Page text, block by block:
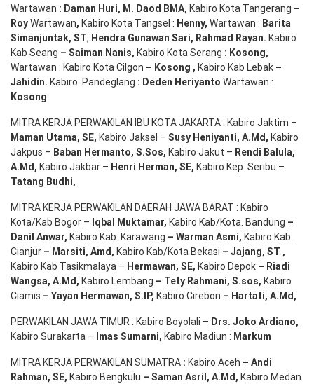
Wartawan : Daman Huri, M. Daod BMA, Kabiro Kota Tangerang –
RoyWartawan, Kabiro Kota Tangsel : Henny, Wartawan : Barita
Simanjuntak, ST, Hendra Gunawan Sari, Rahmad Rayan. Kabiro
Kab Seang – Saiman Nanis, Kabiro Kota Serang : Kosong,
Wartawan : Kabiro Kota Cilgon – Kosong , Kabiro Kab Lebak –
Jahidin. Kabiro Pandeglang : Deden Heriyanto Wartawan :
Kosong
MITRA KERJA PERWAKILAN IBU KOTA JAKARTA : Kabiro Jaktim –
Maman Utama, SE, Kabiro Jaksel – Susy Heniyanti, A.Md , Kabiro
Jakpus – Baban Hermanto, S.Sos, Kabiro Jakut – Rendi Balula,
A.Md , Kabiro Jakbar – Henri Herman, SE, Kabiro Kep. Seribu –
Tatang Budhi,
MITRA KERJA PERWAKILAN DAERAH JAWA BARAT : Kabiro
Kota/Kab Bogor – Iqbal Muktamar, Kabiro Kab/Kota. Bandung –
Danil Anwar, Kabiro Kab. Karawang – Warman Asmi, Kabiro Kab.
Cianjur – Marsiti, Amd , Kabiro Kab/Kota Bekasi – Jajang, ST ,
Kabiro Kab Tasikmalaya – Hermawan, SE, Kabiro Depok – Riadi
Wangsa, A.Md , Kabiro Lembang – Tety Rahmani, S.sos, Kabiro
Ciamis – Yayan Hermawan, S.IP, Kabiro Cirebon – Hartati, A.Md ,
PERWAKILAN JAWA TIMUR : Kabiro Boyolali – Drs. Joko Ardiano,
Kabiro Surakarta – Imas Sumarni, Kabiro Madiun : Markum
MITRA KERJA PERWAKILAN SUMATRA : Kabiro Aceh – Andi
Rahman, SE, Kabiro Bengkulu – Saman Asril , A.Md , Kabiro Medan